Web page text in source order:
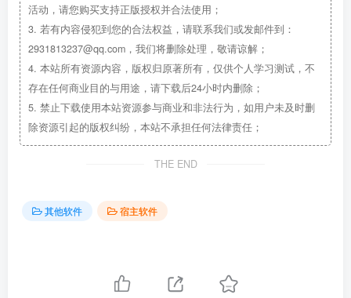
活动，请您购买支持正版授权并合法使用；
3. 若有内容侵犯到您的合法权益，请联系我们或发邮件到：
2931813237@qq.com，我们将删除处理，敬请谅解；
4. 本站所有资源内容，版权归原著所有，仅供个人学习测试，不
存在任何商业目的与用途，请下载后24小时内删除；
5. 禁止下载使用本站资源参与商业和非法行为，如用户未及时删
除资源引起的版权纠纷，本站不承担任何法律责任；
THE END
其他软件 宿主软件